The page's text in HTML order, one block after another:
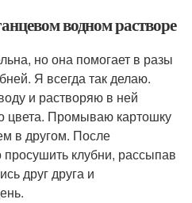
водном растворе
но она помогает в разы
Я всегда так делаю.
и растворяю в ней
цвета. Промываю картошку
в другом. После
клубни, рассыпав
друг друга и